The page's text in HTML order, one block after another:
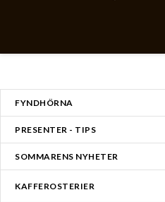
FYNDHÖRNA
PRESENTER - TIPS
SOMMARENS NYHETER
KAFFEROSTERIER